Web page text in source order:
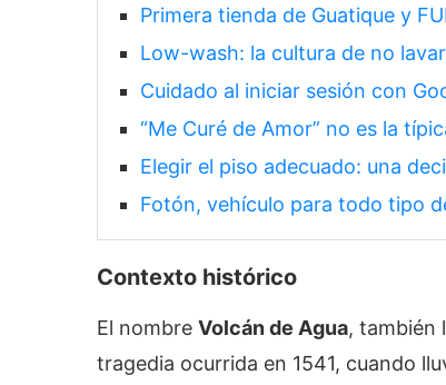
Primera tienda de Guatique y
Low-wash: la cultura de no
Cuidado al iniciar sesión con
“Me Curé de Amor” no es la
Elegir el piso adecuado: una
Fotón, vehículo para todo tipo
Contexto histórico
El nombre Volcán de Agua, también
tragedia ocurrida en 1541, cuando